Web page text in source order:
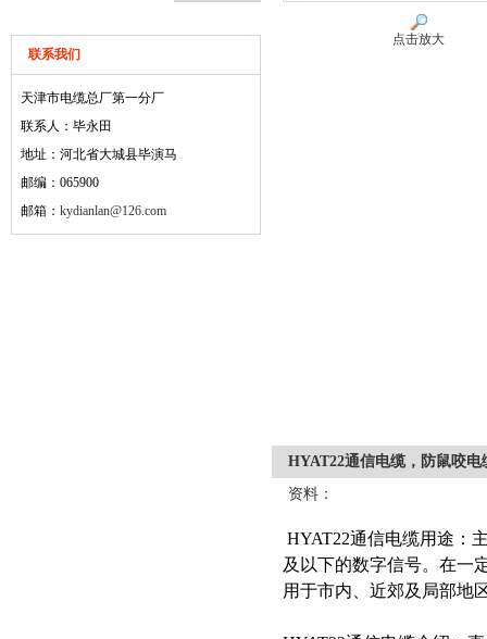
联系我们
天津市电缆总厂第一分厂
联系人：毕永田
地址：河北省大城县毕演马
邮编：065900
邮箱： kydianlan@126.com
点击放大
HYAT22通信电缆，防鼠咬电
资料：
HYAT22通信电缆用途：
及以下的数字信号。在一
用于市内、近郊及局部地